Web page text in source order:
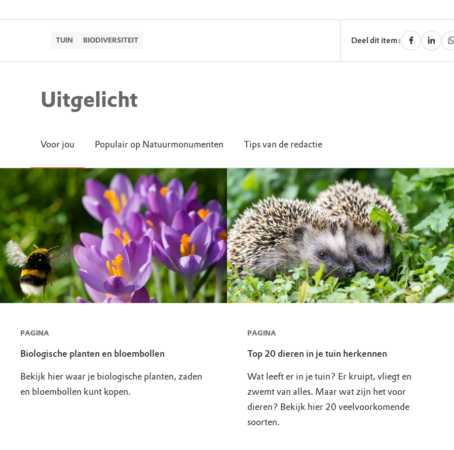
TUIN BIODIVERSITEIT Deel dit item:
Uitgelicht
Voor jou Populair op Natuurmonumenten Tips van de redactie
PAGINA
Biologische planten en bloembollen
Bekijk hier waar je biologische planten, zaden
en bloembollen kunt kopen.
PAGINA
Top 20 dieren in je tuin herkennen
Wat leeft er in je tuin? Er kruipt, vliegt en
zwemt van alles. Maar wat zijn het voor
dieren? Bekijk hier 20 veelvoorkomende
soorten.